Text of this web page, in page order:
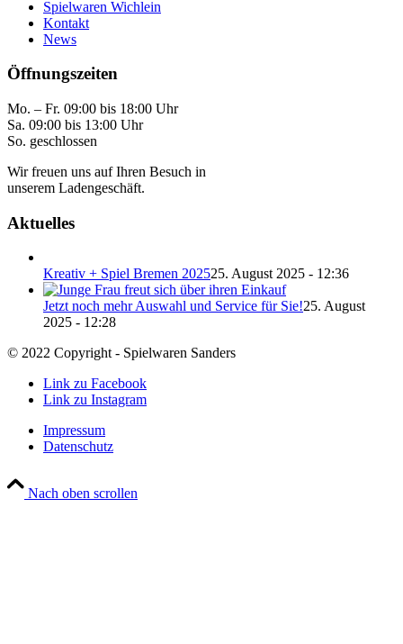
Spielwaren Wichlein
Kontakt
News
Öffnungszeiten
Mo. – Fr. 09:00 bis 18:00 Uhr
Sa. 09:00 bis 13:00 Uhr
So. geschlossen
Wir freuen uns auf Ihren Besuch in
unserem Ladengeschäft.
Aktuelles
Kreativ + Spiel Bremen 202525. August 2025 - 12:36
Jetzt noch mehr Auswahl und Service für Sie!25. August
2025 - 12:28
© 2022 Copyright - Spielwaren Sanders
Link zu Facebook
Link zu Instagram
Impressum
Datenschutz
Nach oben scrollen